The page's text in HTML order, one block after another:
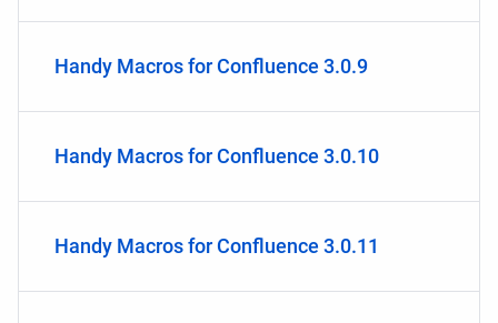
Handy Macros for Confluence 3.0.9
Handy Macros for Confluence 3.0.10
Handy Macros for Confluence 3.0.11